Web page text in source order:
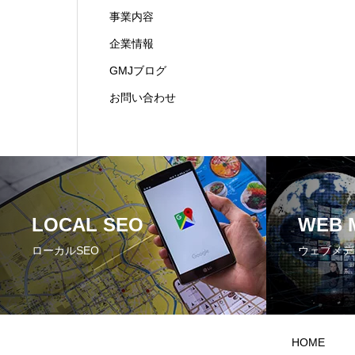
事業内容
企業情報
GMJブログ
お問い合わせ
LOCAL SEO
ローカルSEO
WEB
ウェブメ
HOME